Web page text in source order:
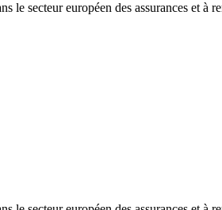
secteur européen des assurances et à